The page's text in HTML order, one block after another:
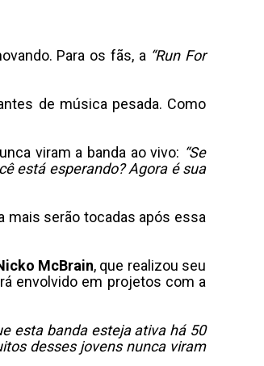
Para os fãs, a “Run For
de música pesada. Como
viram a banda ao vivo: “Se
está esperando? Agora é sua
mais serão tocadas após essa
McBrain, que realizou seu
envolvido em projetos com a
esta banda esteja ativa há 50
desses jovens nunca viram